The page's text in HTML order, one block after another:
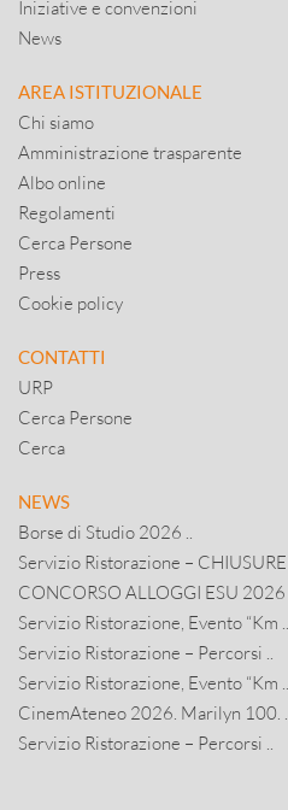
Iniziative e convenzioni
News
AREA ISTITUZIONALE
Chi siamo
Amministrazione trasparente
Albo online
Regolamenti
Cerca Persone
Press
Cookie policy
CONTATTI
URP
Cerca Persone
Cerca
NEWS
Borse di Studio 2026 ..
Servizio Ristorazione – CHIUSURE ..
CONCORSO ALLOGGI ESU 2026 ..
Servizio Ristorazione, Evento “Km ..
Servizio Ristorazione – Percorsi ..
Servizio Ristorazione, Evento “Km ..
CinemAteneo 2026. Marilyn 100. ..
Servizio Ristorazione – Percorsi ..